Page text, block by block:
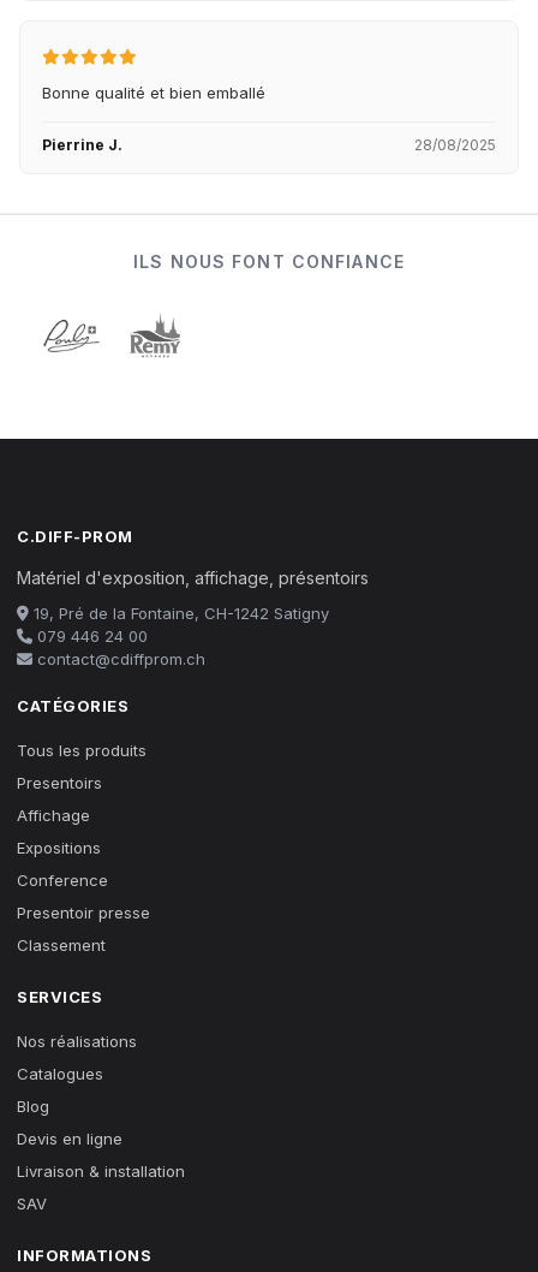
Bonne qualité et bien emballé
Pierrine J. 28/08/2025
ILS NOUS FONT CONFIANCE
C.DIFF-PROM
Matériel d'exposition, affichage, présentoirs
19, Pré de la Fontaine, CH-1242 Satigny
079 446 24 00
contact@cdiffprom.ch
CATÉGORIES
Tous les produits
Presentoirs
Affichage
Expositions
Conference
Presentoir presse
Classement
SERVICES
Nos réalisations
Catalogues
Blog
Devis en ligne
Livraison & installation
SAV
INFORMATIONS